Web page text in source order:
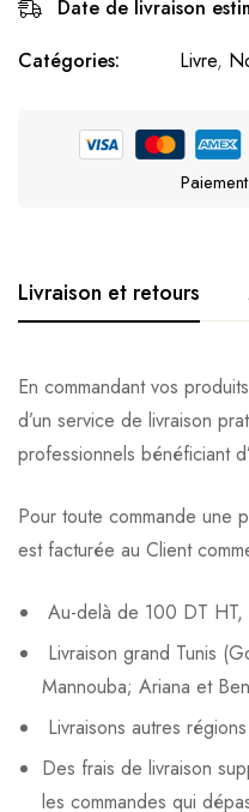
Date de livraison
Catégories:
Livre,
Livraison et retours
En commandant vos
d’un service de livraison
professionnels bénéficiant
Pour toute commande une
est facturée au Client
Au-delà de 100 DT HT,
Livraison grand Tunis
Mannouba; Ariana et
Livraisons autres
Des frais de livraison
les commandes qui